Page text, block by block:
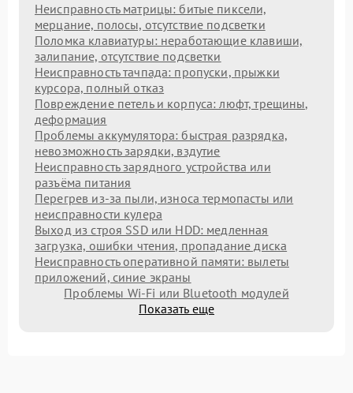
Неисправность матрицы: битые пиксели,
мерцание, полосы, отсутствие подсветки
Поломка клавиатуры: неработающие клавиши,
залипание, отсутствие подсветки
Неисправность тачпада: пропуски, прыжки
курсора, полный отказ
Повреждение петель и корпуса: люфт, трещины,
деформация
Проблемы аккумулятора: быстрая разрядка,
невозможность зарядки, вздутие
Неисправность зарядного устройства или
разъёма питания
Перегрев из‑за пыли, износа термопасты или
неисправности кулера
Выход из строя SSD или HDD: медленная
загрузка, ошибки чтения, пропадание диска
Неисправность оперативной памяти: вылеты
приложений, синие экраны
Проблемы Wi‑Fi или Bluetooth модулей
Показать еще